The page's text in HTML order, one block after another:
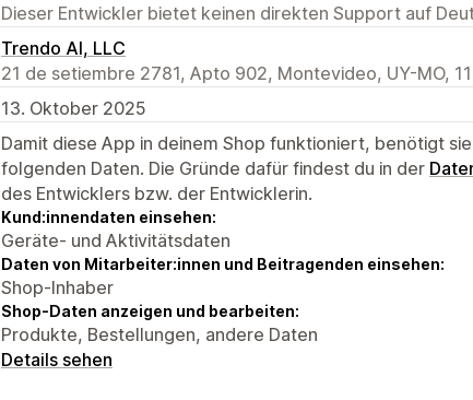
Dieser Entwickler bietet keinen direkten Support auf
Trendo AI, LLC
21 de setiembre 2781, Apto 902, Montevideo, UY-MO,
13. Oktober 2025
Damit diese App in deinem Shop funktioniert, benötigt
folgenden Daten. Die Gründe dafür findest du in der
des Entwicklers bzw. der Entwicklerin.
Kund:innendaten einsehen:
Geräte- und Aktivitätsdaten
Daten von Mitarbeiter:innen und Beitragenden einsehen:
Shop-Inhaber
Shop-Daten anzeigen und bearbeiten:
Produkte, Bestellungen, andere Daten
Details sehen